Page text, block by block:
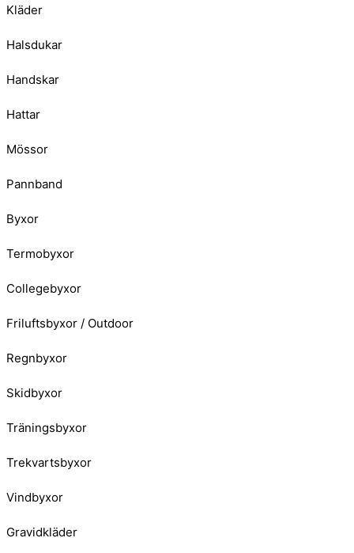
Kläder
Halsdukar
Handskar
Hattar
Mössor
Pannband
Byxor
Termobyxor
Collegebyxor
Friluftsbyxor / Outdoor
Regnbyxor
Skidbyxor
Träningsbyxor
Trekvartsbyxor
Vindbyxor
Gravidkläder